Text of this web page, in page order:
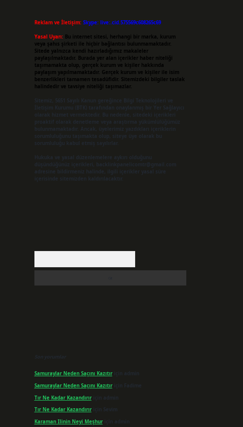
Reklam ve İletişim: Skype: live:.cid.575569c608265c69
Yasal Uyarı: Bu internet sitesi, herhangi bir marka, kurum
veya şahıs şirketi ile hiçbir bağlantısı bulunmamaktadır.
Sitede yalnızca kendi hazırladığımız makaleler
paylaşılmaktadır. Burada yer alan içerikler haber niteliği
taşımamakta olup, gerçek kurum ve kişiler hakkında
paylaşım yapılmamaktadır. Gerçek kurum ve kişiler ile isim
benzerlikleri tamamen tesadüfidir. Sitemizdeki bilgiler taslak
halindedir ve tavsiye niteliği taşımazlar.
Sitemiz, 5651 Sayılı Kanun gereğince Bilgi Teknolojileri ve
İletişim Kurumu (BTK) tarafından onaylanmış bir Yer Sağlayıcı
olarak hizmet vermektedir. Bu nedenle, sitedeki içerikleri
proaktif olarak denetleme veya araştırma yükümlülüğümüz
bulunmamaktadır. Ancak, üyelerimiz yazdıkları içeriklerin
sorumluluğunu taşımakta olup, siteye üye olarak bu
sorumluluğu kabul etmiş sayılırlar.
Hukuka ve yasal düzenlemelere aykırı olduğunu
düşündüğünüz içerikleri,
backlinkpanelicomtr@gmail.com
adresine bildirmeniz halinde, ilgili içerikler yasal süre
içerisinde sitemizden kaldırılacaktır.
Son yorumlar
Samuraylar Neden Saçını Kazıtıriçin admin
Samuraylar Neden Saçını Kazıtıriçin Fadime
Tır Ne Kadar Kazandırıriçin admin
Tır Ne Kadar Kazandırıriçin Sevim
Karaman Ilinin Neyi Meşhuriçin admin